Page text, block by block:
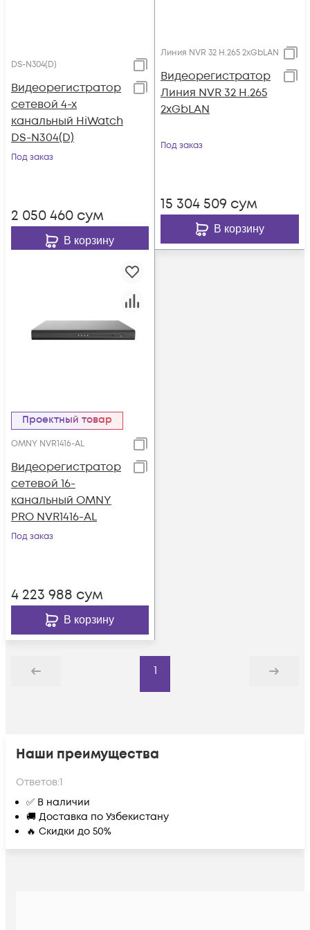
DS-N304(D)
Видеорегистратор
сетевой 4-х
канальный HiWatch
DS-N304(D)
Под заказ
2 050 460 сум
В корзину
Линия NVR 32 H.265 2xGbLAN
Видеорегистратор
Линия NVR 32 H.265
2xGbLAN
Под заказ
15 304 509 сум
В корзину
Проектный товар
OMNY NVR1416-AL
Видеорегистратор
сетевой 16-
канальный OMNY
PRO NVR1416-AL
Под заказ
4 223 988 сум
В корзину
Назад
1
Дальше
Наши преимущества
Ответов:1
✅ В наличии
🚚 Доставка по Узбекистану
🔥 Скидки до 50%